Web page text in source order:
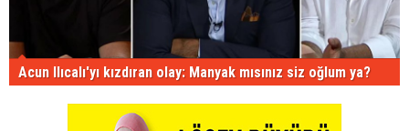
Acun Ilıcalı'yı kızdıran olay: Manyak mısınız siz oğlum ya?